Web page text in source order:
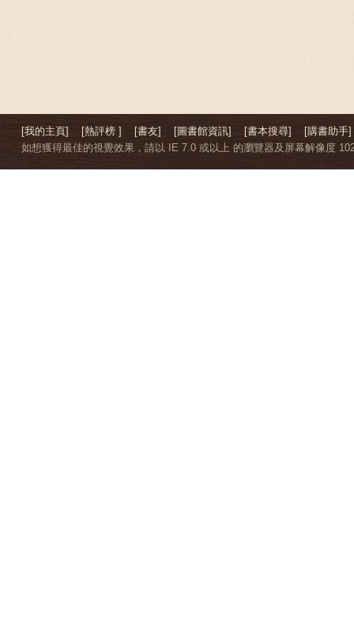
[我的主頁] [熱評榜 ] [書友] [圖書館資訊] [書本搜尋]
[購書助手]
如想獲得最佳的視覺效果，請以 IE 7.0 或以上 的瀏覽器及屏幕解像度